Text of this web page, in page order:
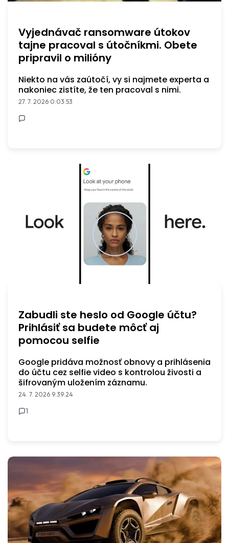
Vyjednávač ransomware útokov
tajne pracoval s útočníkmi. Obete
pripravil o milióny
Niekto na vás zaútočí, vy si najmete experta a
nakoniec zistíte, že ten pracoval s nimi.
27. 7. 2026 0:03:53
Zabudli ste heslo od Google účtu?
Prihlásiť sa budete môcť aj
pomocou selfie
Google pridáva možnosť obnovy a prihlásenia
do účtu cez selfie video s kontrolou živosti a
šifrovaným uložením záznamu.
24. 7. 2026 9:39:24
1